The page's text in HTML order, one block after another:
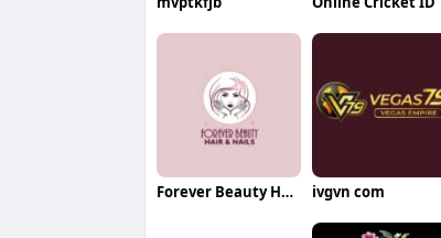
Forever Beauty Hair and Nails ivgvn com